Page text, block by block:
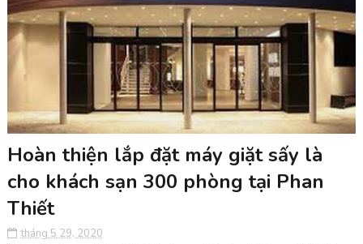
Hoàn thiện lắp đặt máy giặt sấy là
cho khách sạn 300 phòng tại Phan
Thiết
tháng 5 29, 2020